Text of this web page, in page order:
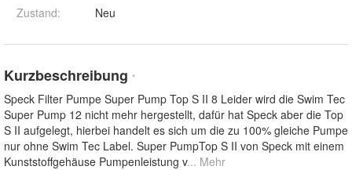
Zustand: Neu
Kurzbeschreibung *
Speck Filter Pumpe Super Pump Top S II 8 Leider wird die Swim Tec
Super Pump 12 nicht mehr hergestellt, dafür hat Speck aber die Top
S II aufgelegt, hierbei handelt es sich um die zu 100% gleiche Pumpe
nur ohne Swim Tec Label. Super PumpTop S II von Speck mit einem
Kunststoffgehäuse Pumpenleistung v... Mehr